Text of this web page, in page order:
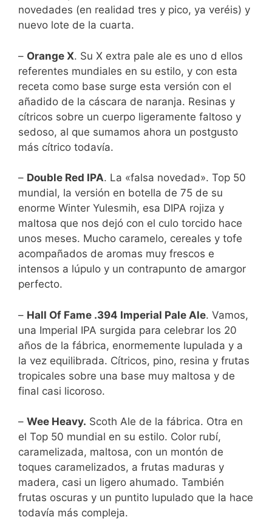
novedades (en realidad tres y pico, ya veréis) y
nuevo lote de la cuarta.
– Orange X. Su X extra pale ale es uno d ellos
referentes mundiales en su estilo, y con esta
receta como base surge esta versión con el
añadido de la cáscara de naranja. Resinas y
cítricos sobre un cuerpo ligeramente faltoso y
sedoso, al que sumamos ahora un postgusto
más cítrico todavía.
– Double Red IPA. La «falsa novedad». Top 50
mundial, la versión en botella de 75 de su
enorme Winter Yulesmih, esa DIPA rojiza y
maltosa que nos dejó con el culo torcido hace
unos meses. Mucho caramelo, cereales y tofe
acompañados de aromas muy frescos e
intensos a lúpulo y un contrapunto de amargor
perfecto.
– Hall Of Fame .394 Imperial Pale Ale. Vamos,
una Imperial IPA surgida para celebrar los 20
años de la fábrica, enormemente lupulada y a
la vez equilibrada. Cítricos, pino, resina y frutas
tropicales sobre una base muy maltosa y de
final casi licoroso.
– Wee Heavy. Scoth Ale de la fábrica. Otra en
el Top 50 mundial en su estilo. Color rubí,
caramelizada, maltosa, con un montón de
toques caramelizados, a frutas maduras y
madera, casi un ligero ahumado. También
frutas oscuras y un puntito lupulado que la hace
todavía más compleja.